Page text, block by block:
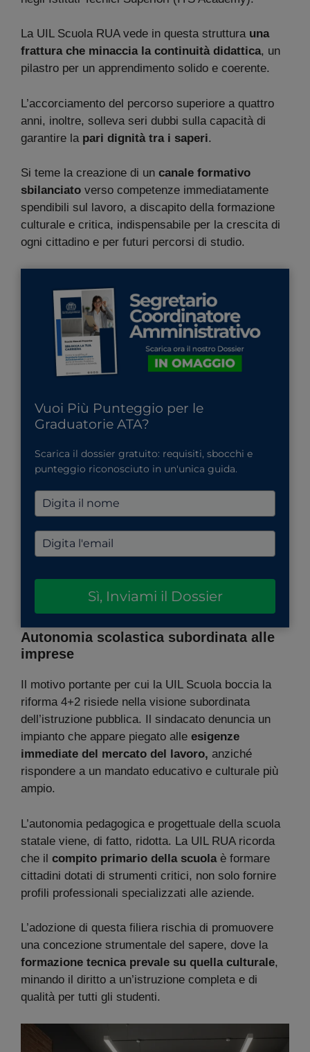
La UIL Scuola RUA vede in questa struttura una
frattura che minaccia la continuità didattica, un
pilastro per un apprendimento solido e coerente.
L’accorciamento del percorso superiore a quattro
anni, inoltre, solleva seri dubbi sulla capacità di
garantire la pari dignità tra i saperi.
Si teme la creazione di un canale formativo
sbilanciato verso competenze immediatamente
spendibili sul lavoro, a discapito della formazione
culturale e critica, indispensabile per la crescita di
ogni cittadino e per futuri percorsi di studio.
Vuoi Più Punteggio per le
Graduatorie ATA?
Scarica il dossier gratuito: requisiti, sbocchi e
punteggio riconosciuto in un'unica guida.
Sì, Inviami il Dossier
Autonomia scolastica subordinata alle
imprese
Il motivo portante per cui la UIL Scuola boccia la
riforma 4+2 risiede nella visione subordinata
dell’istruzione pubblica. Il sindacato denuncia un
impianto che appare piegato alle esigenze
immediate del mercato del lavoro, anziché
rispondere a un mandato educativo e culturale più
ampio.
L’autonomia pedagogica e progettuale della scuola
statale viene, di fatto, ridotta. La UIL RUA ricorda
che il compito primario della scuolaè formare
cittadini dotati di strumenti critici, non solo fornire
profili professionali specializzati alle aziende.
L’adozione di questa filiera rischia di promuovere
una concezione strumentale del sapere, dove la
formazione tecnica prevale su quella culturale,
minando il diritto a un’istruzione completa e di
qualità per tutti gli studenti.